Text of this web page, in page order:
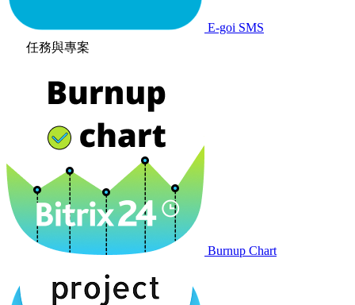
E-goi SMS
任務與專案
Burnup Chart